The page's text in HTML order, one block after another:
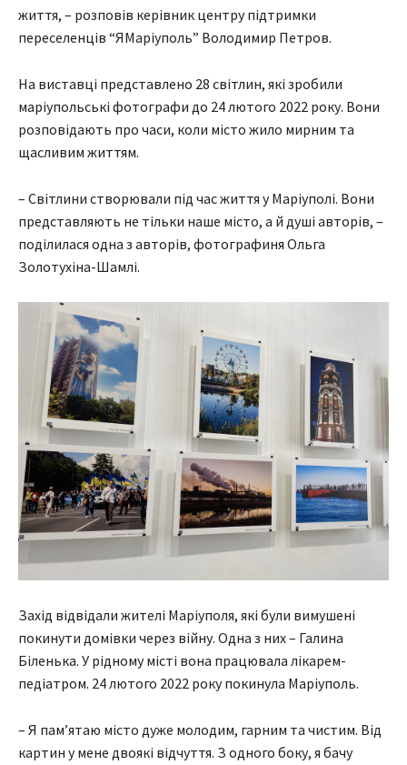
життя, – розповів керівник центру підтримки
переселенців “ЯМаріуполь” Володимир Петров.
На виставці представлено 28 світлин, які зробили
маріупольські фотографи до 24 лютого 2022 року. Вони
розповідають про часи, коли місто жило мирним та
щасливим життям.
– Світлини створювали під час життя у Маріуполі. Вони
представляють не тільки наше місто, а й душі авторів, –
поділилася одна з авторів, фотографиня Ольга
Золотухіна-Шамлі.
Захід відвідали жителі Маріуполя, які були вимушені
покинути домівки через війну. Одна з них – Галина
Біленька. У рідному місті вона працювала лікарем-
педіатром. 24 лютого 2022 року покинула Маріуполь.
– Я пам’ятаю місто дуже молодим, гарним та чистим. Від
картин у мене двоякі відчуття. З одного боку, я бачу